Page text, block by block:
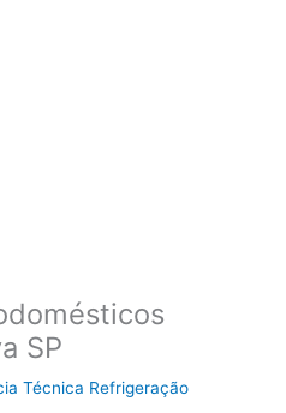
SP
Técnica Refrigeração